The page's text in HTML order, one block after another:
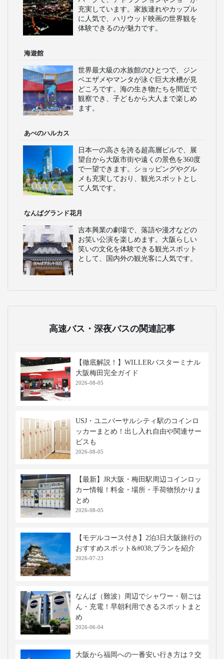
充実しています。家族連れやカップル
に人気で、ハリウッド映画の世界観を
体験できるのが魅力です。
海遊館
世界最大級の水族館のひとつで、ジン
ベエザメやマンタが泳ぐ巨大水槽が見
どころです。海の生き物たちを間近で
観察でき、子どもから大人まで楽しめ
ます。
あべのハルカス
日本一の高さを誇る超高層ビルで、展
望台から大阪市街や遠くの景色を360度
で一望できます。ショッピングやグル
メも充実しており、観光スポットとし
て人気です。
なんばグランド花月
吉本興業の劇場で、落語や漫才などの
お笑い公演を楽しめます。大阪らしい
笑いの文化を体験できる観光スポット
として、国内外の観光客に人気です。
高速バス・深夜バスの関連記事
【徹底解説！】WILLERバスターミナル
大阪梅田完全ガイド
2026-08-05
USJ・ユニバーサルシティ駅のコインロ
ッカーまとめ！出し入れ自由や関連サー
ビスも
2026-08-05
【最新】JR大阪・梅田駅周辺コインロッ
カー情報！料金・場所・手荷物預かりま
とめ
2026-08-05
【モデルコース付き】2泊3日大阪旅行の
おすすめスポット&#038;プランを紹介
2026-07-23
なんば（難波）周辺でシャワー・朝ごは
ん・充電！早朝利用できるスポットまと
め
2026-06-04
大阪から福岡への一番安い行き方は？交